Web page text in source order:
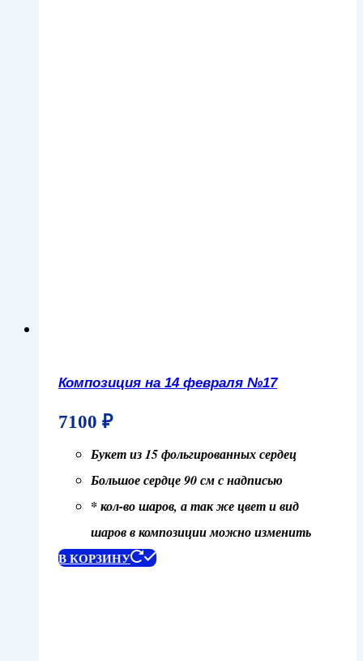
Композиция на 14 февраля №17
7100 ₽
Букет из 15 фольгированных сердец
Большое сердце 90 см с надписью
* кол-во шаров, а так же цвет и вид
шаров в композиции можно изменить
В КОРЗИНУ